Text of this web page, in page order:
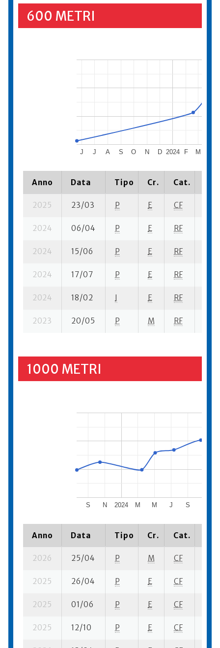
600 METRI
2024
J J A S O N D F M
Anno Data Tipo Cr. Cat.
2025 23/03 P E CF
2024 06/04 P E RF
2024 15/06 P E RF
2024 17/07 P E RF
2024 18/02 I E RF
2023 20/05 P M RF
1000 METRI
2024
S N M M J S
Anno Data Tipo Cr. Cat.
2026 25/04 P M CF
2025 26/04 P E CF
2025 01/06 P E CF
2025 12/10 P E CF